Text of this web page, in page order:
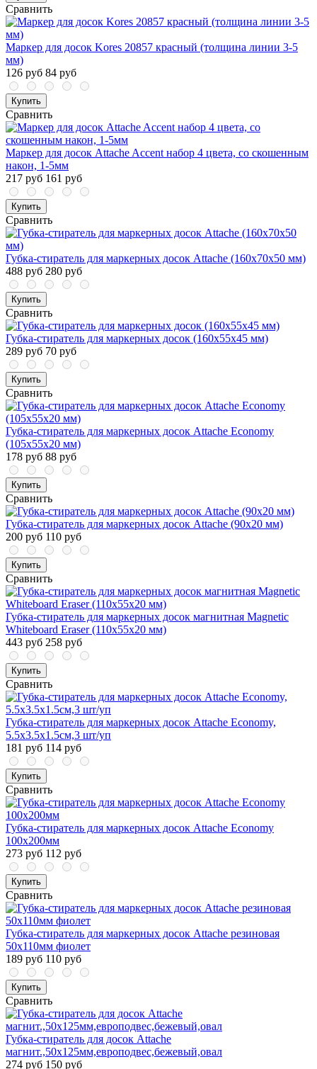
Сравнить
Маркер для досок Kores 20857 красный (толщина линии 3-5
мм)
126 руб 84 руб
Купить
Сравнить
Маркер для досок Attache Accent набор 4 цвета, со скошенным
након, 1-5мм
217 руб 161 руб
Купить
Сравнить
Губка-стиратель для маркерных досок Attache (160x70x50 мм)
488 руб 280 руб
Купить
Сравнить
Губка-стиратель для маркерных досок (160x55x45 мм)
289 руб 70 руб
Купить
Сравнить
Губка-стиратель для маркерных досок Attache Economy
(105x55x20 мм)
178 руб 88 руб
Купить
Сравнить
Губка-стиратель для маркерных досок Attache (90x20 мм)
200 руб 110 руб
Купить
Сравнить
Губка-стиратель для маркерных досок магнитная Magnetic
Whiteboard Eraser (110x55x20 мм)
443 руб 258 руб
Купить
Сравнить
Губка-стиратель для маркерных досок Attache Economy,
5.5x3.5x1.5cм,3 шт/уп
181 руб 114 руб
Купить
Сравнить
Губка-стиратель для маркерных досок Attache Economy
100х200мм
273 руб 112 руб
Купить
Сравнить
Губка-стиратель для маркерных досок Attache резиновая
50х110мм фиолет
189 руб 110 руб
Купить
Сравнить
Губка-стиратель для досок Attache
магнит.,50x125мм,европодвес,бежевый,овал
274 руб 150 руб